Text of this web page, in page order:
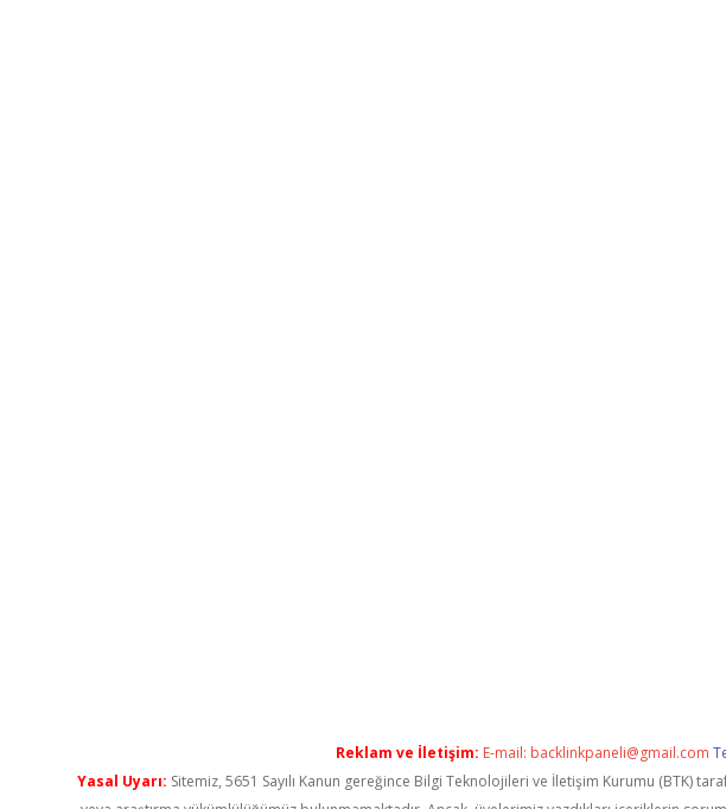
Reklam ve İletişim: E-mail: backlinkpaneli@gmail.com
Yasal Uyarı: Sitemiz, 5651 Sayılı Kanun gereğince Bilgi Teknolojileri ve İletişim Kurumu (BTK)